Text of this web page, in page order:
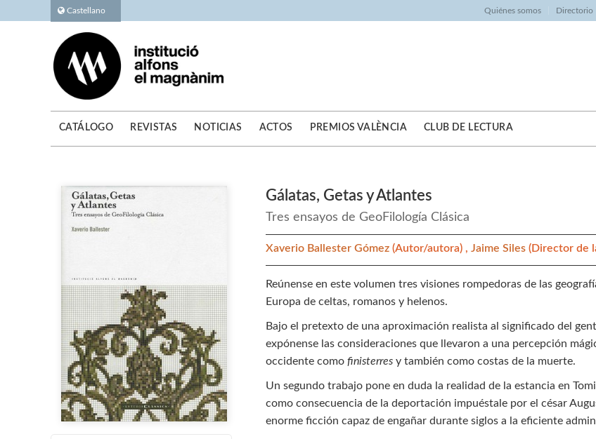
Castellano Quiénes somos Directorio
CATÁLOGO REVISTAS NOTICIAS ACTOS PREMIOS VALÈNCIA CLUB DE LECTURA
Gálatas, Getas y Atlantes
Tres ensayos de GeoFilología Clásica
Xaverio Ballester Gómez(Autor/autora) ,Jaime Siles(Director de
Reúnense en este volumen tres visiones rompedoras de las
Europa de celtas, romanos y helenos.
Bajo el pretexto de una aproximación realista al significado del
expónense las consideraciones que llevaron a una percepción
occidente comofinisterresy también como costas de la muerte.
Un segundo trabajo pone en duda la realidad de la estancia en
como consecuencia de la deportación impuéstale por el césar
enorme ficción capaz de engañar durante siglos a la eficiente